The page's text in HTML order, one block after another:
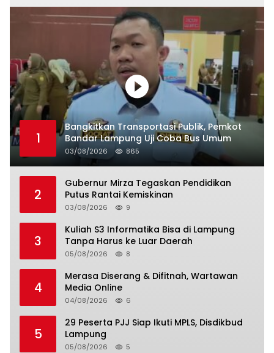
1
Bangkitkan Transportasi Publik, Pemkot
Bandar Lampung Uji Coba Bus Umum
03/08/2026 865
2
Gubernur Mirza Tegaskan Pendidikan
Putus Rantai Kemiskinan
03/08/2026 9
3
Kuliah S3 Informatika Bisa di Lampung
Tanpa Harus ke Luar Daerah
05/08/2026 8
4
Merasa Diserang & Difitnah, Wartawan
Media Online
04/08/2026 6
5
29 Peserta PJJ Siap Ikuti MPLS, Disdikbud
Lampung
05/08/2026 5